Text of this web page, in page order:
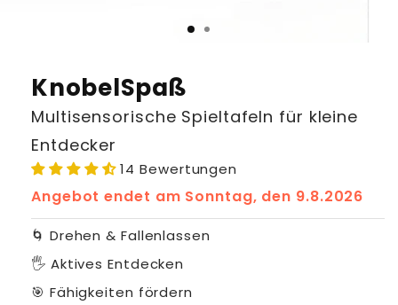
KnobelSpaß
Multisensorische Spieltafeln für kleine
Entdecker
14 Bewertungen
Angebot endet am Sonntag, den 9.8.2026
🌀 Drehen & Fallenlassen
🖐️ Aktives Entdecken
🎯 Fähigkeiten fördern